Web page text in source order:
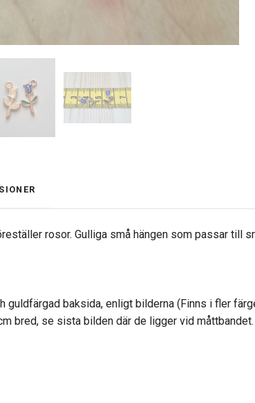
rosor. Gulliga små hängen som passar till
guldfärgad baksida, enligt bilderna (Finns i fler
bred, se sista bilden där de ligger vid måttbandet.